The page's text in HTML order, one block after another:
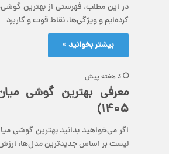
کرده‌ایم و ویژگی‌ها، نقاط قوت و
بیشتر بخوانید »
3 هفته پیش
معرفی بهترین گوشی
۱۴۰۵)
اگر می‌خواهید بدانید بهترین گوشی
لیست بر اساس جدیدترین مدل‌ها،